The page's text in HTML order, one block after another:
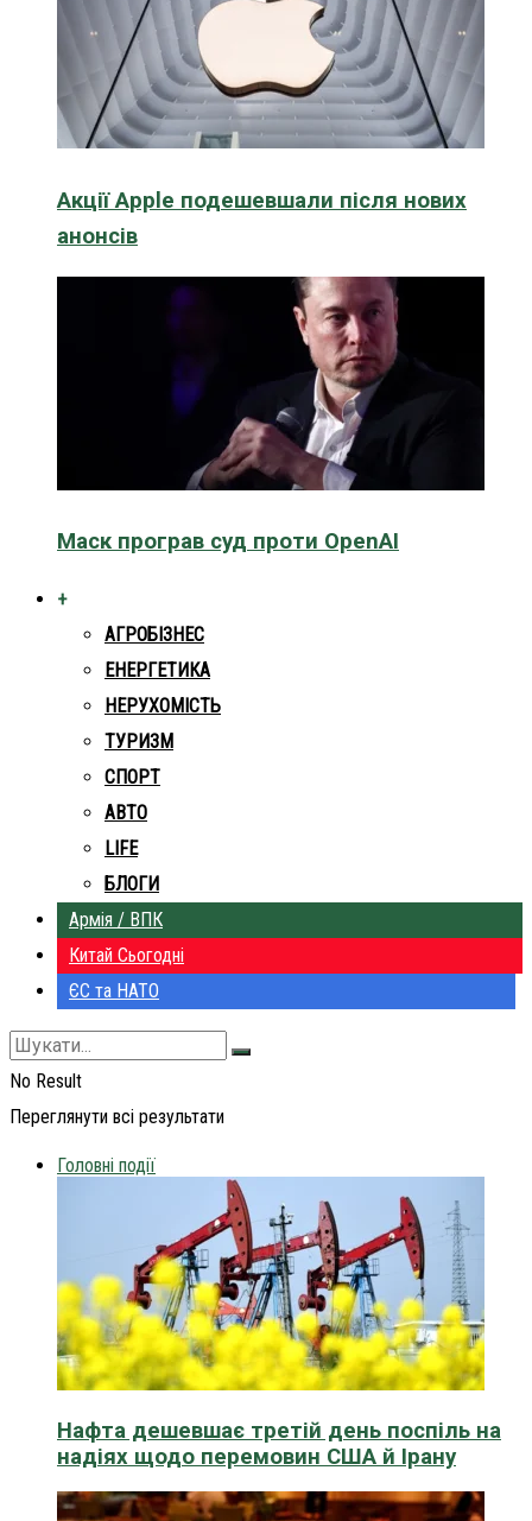
Акції Apple подешевшали після нових
анонсів
Маск програв суд проти OpenAI
+
АГРОБІЗНЕС
ЕНЕРГЕТИКА
НЕРУХОМІСТЬ
ТУРИЗМ
СПОРТ
АВТО
LIFE
БЛОГИ
Армія / ВПК
Китай Сьогодні
ЄС та НАТО
No Result
Переглянути всі результати
Головні події
Нафта дешевшає третій день поспіль на
надіях щодо перемовин США й Ірану